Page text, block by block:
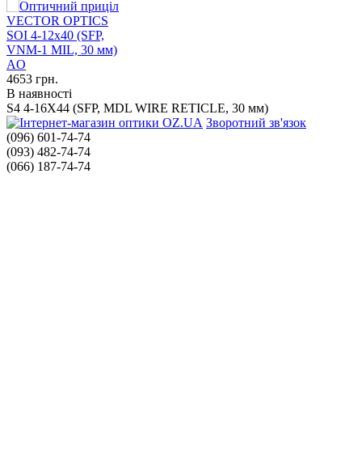
4653 грн.
В наявності
S4 4-16X44 (SFP, MDL WIRE RETICLE, 30 мм)
Зворотний зв'язок
(096) 601-74-74
(093) 482-74-74
(066) 187-74-74